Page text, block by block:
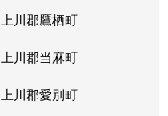
上川郡鷹栖町
上川郡当麻町
上川郡愛別町